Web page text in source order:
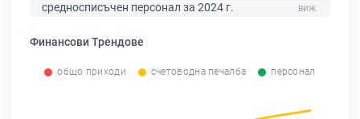
средносписъчен персонал за 2024 г.
Финансови Трендове
общо приходи счетоводна печалба персонал